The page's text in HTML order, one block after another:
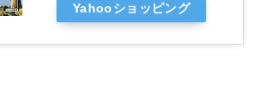
Yahooショッピング